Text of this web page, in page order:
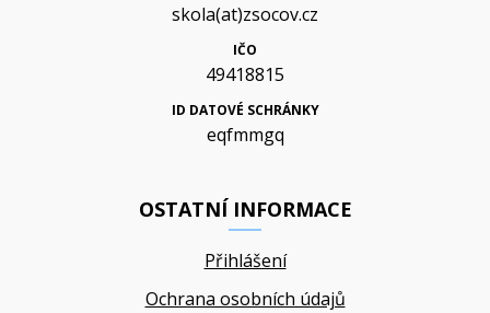
skola(at)zsocov.cz
IČO
49418815
ID DATOVÉ SCHRÁNKY
eqfmmgq
OSTATNÍ INFORMACE
Přihlášení
Ochrana osobních údajů